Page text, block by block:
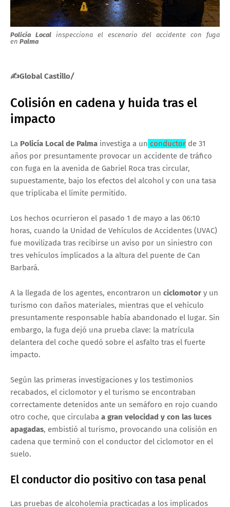
Policía Localinspecciona el escenario del accidente con fuga
en Palma
✍Global Castillo/
Colisión en cadena y huida tras el
impacto
La Policía Local de Palma investiga a un conductor de 31
años por presuntamente provocar un accidente de tráfico
con fuga en la avenida de Gabriel Roca tras circular,
supuestamente, bajo los efectos del alcohol y con una tasa
que triplicaba el límite permitido.
Los hechos ocurrieron el pasado 1 de mayo a las 06:10
horas, cuando la Unidad de Vehículos de Accidentes (UVAC)
fue movilizada tras recibirse un aviso por un siniestro con
tres vehículos implicados a la altura del puente de Can
Barbará.
A la llegada de los agentes, encontraron un ciclomotor y un
turismo con daños materiales, mientras que el vehículo
presuntamente responsable había abandonado el lugar. Sin
embargo, la fuga dejó una prueba clave: la matrícula
delantera del coche quedó sobre el asfalto tras el fuerte
impacto.
Según las primeras investigaciones y los testimonios
recabados, el ciclomotor y el turismo se encontraban
correctamente detenidos ante un semáforo en rojo cuando
otro coche, que circulaba a gran velocidad y con las luces
apagadas, embistió al turismo, provocando una colisión en
cadena que terminó con el conductor del ciclomotor en el
suelo.
El conductor dio positivo con tasa penal
Las pruebas de alcoholemia practicadas a los implicados